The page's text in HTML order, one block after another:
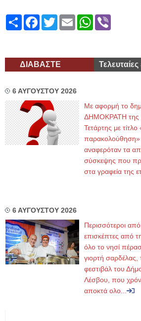
ShareFacebook
TwitterEmailWhatsApp
ΔΙΑΒΑΣΤΕ Τελευταίες
6 ΑΥΓΟΥΣΤΟΥ 2026
Με αφορμή το
ΔΗΜΟΚΡΑΤΗ της
Τετάρτης με
παρακολούθηση»
αναφερόταν τα
σύσκεψης που
στα γραφεία της
6 ΑΥΓΟΥΣΤΟΥ 2026
Περισσότεροι
επισκέπτες από
όλο το νησί
γιορτή σαρδέλας,
φεστιβάλ του
Λέσβου, που
αποκτά ολο...